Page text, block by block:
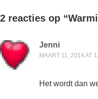
2 reacties op “
Jenni
MAART 11, 2014 AT
Het wordt dan